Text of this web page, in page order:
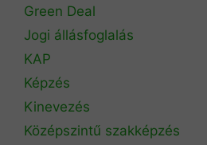
Green Deal
Jogi állásfoglalás
KAP
Képzés
Kinevezés
Középszintű szakképzés